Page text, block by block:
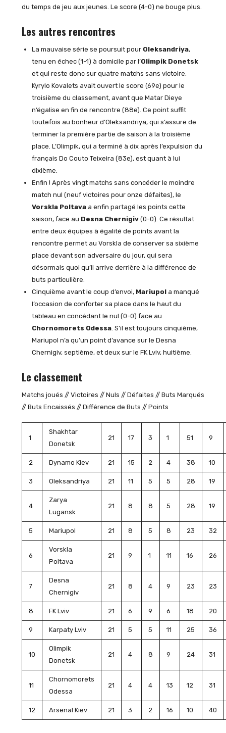
du temps de jeu aux jeunes. Le score (4-0) ne bouge plus.
Les autres rencontres
La mauvaise série se poursuit pour Oleksandriya,
tenu en échec (1-1) à domicile par l’Olimpik Donetsk
et qui reste donc sur quatre matchs sans victoire.
Kyrylo Kovalets avait ouvert le score (69e) pour le
troisième du classement, avant que Matar Dieye
n’égalise en fin de rencontre (88e). Ce point suffit
toutefois au bonheur d’Oleksandriya, qui s’assure de
terminer la première partie de saison à la troisième
place. L’Olimpik, qui a terminé à dix après l’expulsion du
français Do Couto Teixeira (83e), est quant à lui
dixième.
Enfin ! Après vingt matchs sans concéder le moindre
match nul (neuf victoires pour onze défaites), le
Vorskla Poltava a enfin partagé les points cette
saison, face au Desna Chernigiv (0-0). Ce résultat
entre deux équipes à égalité de points avant la
rencontre permet au Vorskla de conserver sa sixième
place devant son adversaire du jour, qui sera
désormais quoi qu’il arrive derrière à la différence de
buts particulière.
Cinquième avant le coup d’envoi, Mariupol a manqué
l’occasion de conforter sa place dans le haut du
tableau en concédant le nul (0-0) face au
Chornomorets Odessa . S’il est toujours cinquième,
Mariupol n’a qu’un point d’avance sur le Desna
Chernigiv, septième, et deux sur le FK Lviv, huitième.
Le classement
Matchs joués // Victoires // Nuls // Défaites // Buts Marqués
// Buts Encaissés // Différence de Buts // Points
1
Shakhtar
Donetsk
21 17 3 1 51 9
2 Dynamo Kiev 21 15 2 4 38 10
3 Oleksandriya 21 11 5 5 28 19
4
Zarya
Lugansk
21 8 8 5 28 19
5 Mariupol 21 8 5 8 23 32
6
Vorskla
Poltava
21 9 1 11 16 26
7
Desna
Chernigiv
21 8 4 9 23 23
8 FK Lviv 21 6 9 6 18 20
9 Karpaty Lviv 21 5 5 11 25 36
10
Olimpik
Donetsk
21 4 8 9 24 31
11
Chornomorets
Odessa
21 4 4 13 12 31
12 Arsenal Kiev 21 3 2 16 10 40